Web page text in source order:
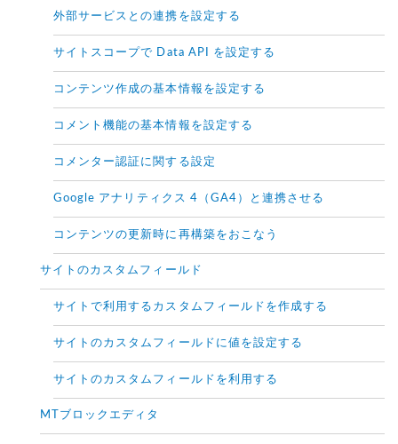
外部サービスとの連携を設定する
サイトスコープで Data API を設定する
コンテンツ作成の基本情報を設定する
コメント機能の基本情報を設定する
コメンター認証に関する設定
Google アナリティクス 4（GA4）と連携させる
コンテンツの更新時に再構築をおこなう
サイトのカスタムフィールド
サイトで利用するカスタムフィールドを作成する
サイトのカスタムフィールドに値を設定する
サイトのカスタムフィールドを利用する
MTブロックエディタ